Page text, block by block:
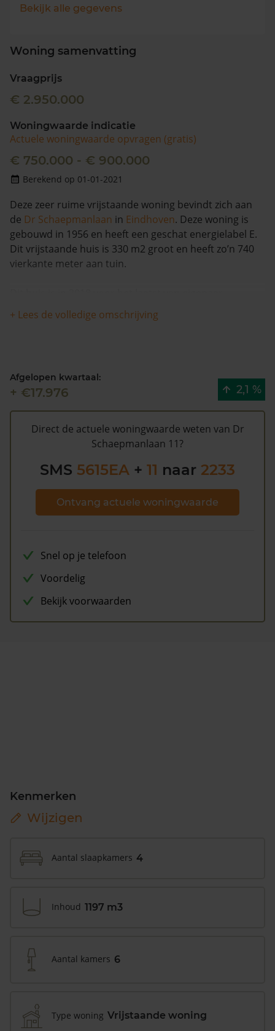
Bekijk alle gegevens
Woning samenvatting
Vraagprijs
€ 2.950.000
Woningwaarde indicatie
Actuele woningwaarde opvragen (gratis)
€ 750.000 - € 900.000
Berekend op 01-01-2021
Deze zeer ruime vrijstaande woning bevindt zich aan
de Dr Schaepmanlaan in Eindhoven. Deze woning is
gebouwd in 1956 en heeft een geschat energielabel E.
Dit vrijstaande huis is 330 m2 groot en heeft zo’n 740
vierkante meter aan tuin.
veranderd en is in de afgelopen 12 maanden meer dan
8% meer waard geworden. Er zijn vanaf 1993 totaal 2
11 is €1.243.000 (2020). Volgens Kadasterdata is de
kans hoog dat deze waarde te hoog is en dat er
bespaard zou kunnen worden op de gemeentelijke
belastingen. Met hetgratis WOZ alarmbent u elk jaar
op de hoogte van uw laatste WOZ waarde en kansen
+ Lees de volledige omschrijving
Afgelopen kwartaal:
+ €17.976 2,1 %
Direct de actuele woningwaarde weten van Dr
Schaepmanlaan 11?
SMS 5615EA + 11 naar 2233
Ontvang actuele woningwaarde
Snel op je telefoon
Voordelig
Bekijk voorwaarden
Kenmerken
Wijzigen
Aantal slaapkamers 4
Inhoud 1197 m3
Aantal kamers 6
Type woning Vrijstaande woning